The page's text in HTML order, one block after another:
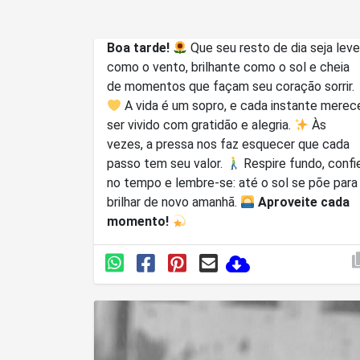
Boa tarde!
Que seu resto de dia seja leve
como o vento, brilhante como o sol e cheia
de momentos que façam seu coração sorrir.
A vida é um sopro, e cada instante merece
ser vivido com gratidão e alegria.
Às
vezes, a pressa nos faz esquecer que cada
passo tem seu valor.
no tempo e lembre-se: até o sol se põe para
brilhar de novo amanhã.
Aproveite cada
momento!